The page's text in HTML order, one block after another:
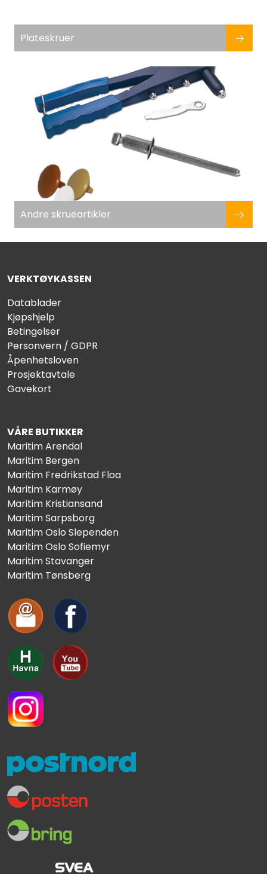
Plateskruer
Andre skrueartikler
VERKTØYKASSEN
Datablader
Kjøpshjelp
Betingelser
Personvern / GDPR
Åpenhetsloven
Prosjektavtale
Gavekort
VÅRE BUTIKKER
Maritim Arendal
Maritim Bergen
Maritim Fredrikstad Floa
Maritim Karmøy
Maritim Kristiansand
Maritim Sarpsborg
Maritim Oslo Slependen
Maritim Oslo Sofiemyr
Maritim Stavanger
Maritim Tønsberg